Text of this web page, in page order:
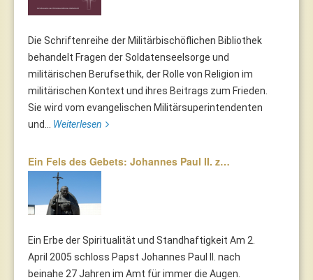
Die Schriftenreihe der Militärbischöflichen Bibliothek
behandelt Fragen der Soldatenseelsorge und
militärischen Berufsethik, der Rolle von Religion im
militärischen Kontext und ihres Beitrags zum Frieden.
Sie wird vom evangelischen Militärsuperintendenten
und... Weiterlesen
Ein Fels des Gebets: Johannes Paul II. z…
Ein Erbe der Spiritualität und Standhaftigkeit Am 2.
April 2005 schloss Papst Johannes Paul II. nach
beinahe 27 Jahren im Amt für immer die Augen.